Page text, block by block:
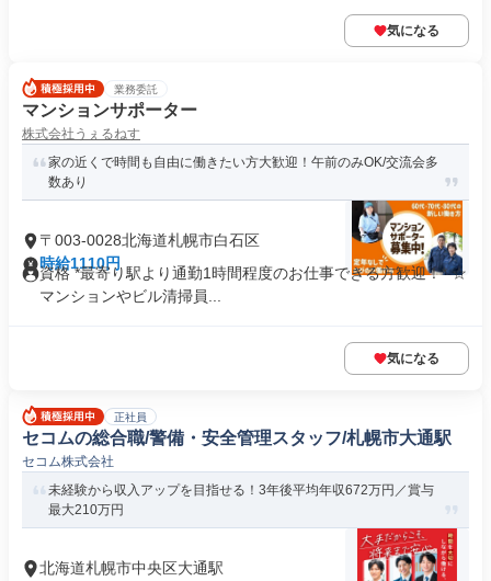
気になる
業務委託
マンションサポーター
株式会社うぇるねす
家の近くで時間も自由に働きたい方大歓迎！午前のみOK/交流会多
数あり
〒003-0028北海道札幌市白石区
時給1110円
資格 *最寄り駅より通勤1時間程度のお仕事できる方歓迎！* ☆
マンションやビル清掃員...
気になる
正社員
セコムの総合職/警備・安全管理スタッフ/札幌市大通駅
セコム株式会社
未経験から収入アップを目指せる！3年後平均年収672万円／賞与
最大210万円
北海道札幌市中央区大通駅